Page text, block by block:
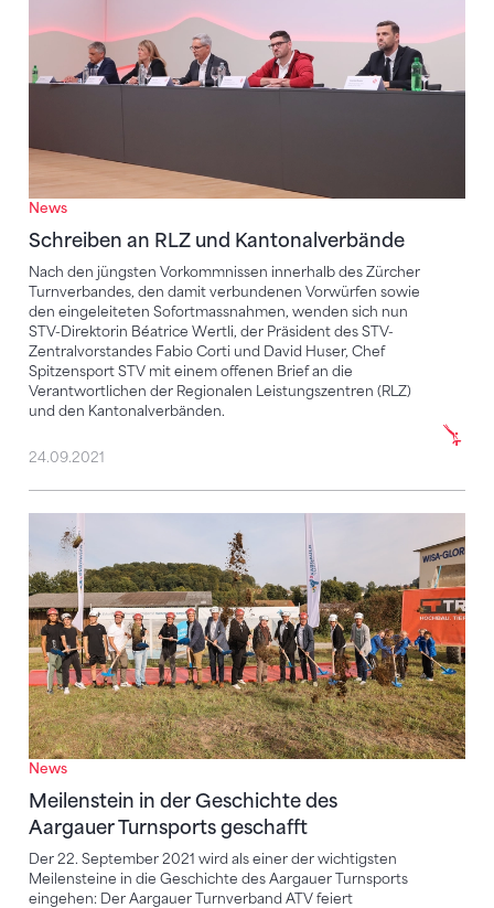
News
Schreiben an RLZ und Kantonalverbände
Nach den jüngsten Vorkommnissen innerhalb des Zürcher
Turnverbandes, den damit verbundenen Vorwürfen sowie
den eingeleiteten Sofortmassnahmen, wenden sich nun
STV-Direktorin Béatrice Wertli, der Präsident des STV-
Zentralvorstandes Fabio Corti und David Huser, Chef
Spitzensport STV mit einem offenen Brief an die
Verantwortlichen der Regionalen Leistungszentren (RLZ)
und den Kantonalverbänden.
24.09.2021
News
Meilenstein in der Geschichte des
Aargauer Turnsports geschafft
Der 22. September 2021 wird als einer der wichtigsten
Meilensteine in die Geschichte des Aargauer Turnsports
eingehen: Der Aargauer Turnverband ATV feiert
Meilenstein in der Geschichte des Aargauer